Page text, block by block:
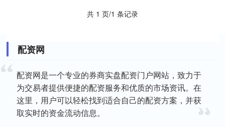
共 1 页/1 条记录
配资网
配资网是一个专业的券商实盘配资门户网站，致力于
为交易者提供便捷的配资服务和优质的市场资讯。在
这里，用户可以轻松找到适合自己的配资方案，并获
取实时的资金流动信息。